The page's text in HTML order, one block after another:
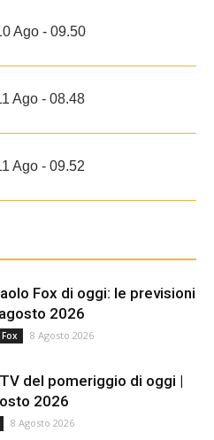
Ago - 09.50
Ago - 08.48
Ago - 09.52
Fox di oggi: le previsioni
2026
8 Agosto 2026
del pomeriggio di oggi |
2026
8 Agosto 2026